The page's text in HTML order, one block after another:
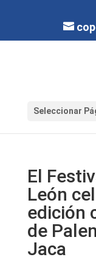
Seleccionar
El
León
edición
de
Jaca